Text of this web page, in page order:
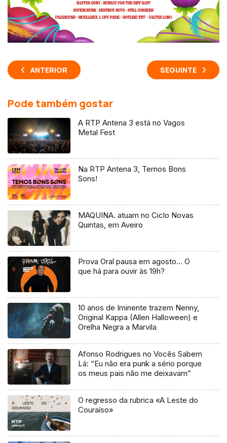
ANTERIOR SEGUINTE
Pode também gostar
A RTP Antena 3 está no Vagos
Metal Fest
Na RTP Antena 3, Temos Bons
Sons!
MAQUINA. atuam no Ciclo Novas
Quintas, em Aveiro
Prova Oral pausa em agosto… O
que há para ouvir às 19h?
10 anos de Iminente trazem Nenny,
Original Kappa (Allen Halloween) e
Orelha Negra a Marvila
Afonso Rodrigues no Vocês Sabem
Lá: “Eu não era punk a sério porque
os meus pais não me deixavam”
O regresso da rubrica «A Leste do
Couraíso»